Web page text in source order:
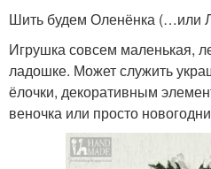
Шить будем Оленёнка (…или
Игрушка совсем маленькая,
ладошке. Может служить
ёлочки, декоративным
веночка или просто